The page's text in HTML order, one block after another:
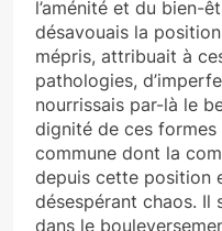
l’aménité et du bien-
désavouais la
mépris, attribuait à
pathologies,
nourrissais par-là le
dignité de ces
commune dont la
depuis cette position
désespérant chaos. Il
dans le